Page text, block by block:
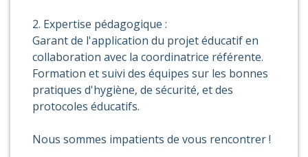
2. Expertise pédagogique :
Garant de l'application du projet éducatif en
collaboration avec la coordinatrice référente.
Formation et suivi des équipes sur les bonnes
pratiques d'hygiène, de sécurité, et des
protocoles éducatifs.
Nous sommes impatients de vous rencontrer !